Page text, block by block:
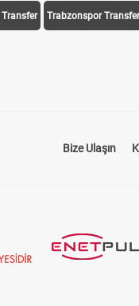
Transfer Trabzonspor Transfer
Bize Ulaşın